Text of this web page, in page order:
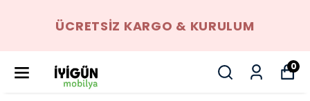
ÜCRETSIZ KARGO & KURULUM
0